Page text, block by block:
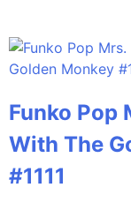
Funko Pop
With The
#1111